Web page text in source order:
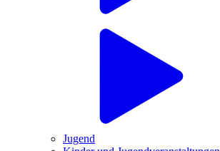
Jugend